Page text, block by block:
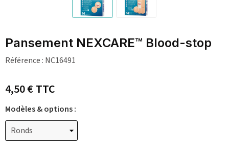
Pansement NEXCARE™ Blood-stop
Référence : NC16491
4,50 €TTC
Modèles & options :